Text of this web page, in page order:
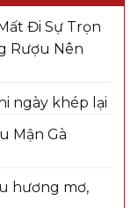
Đi Sự Trọn
Rượu Nên
ngày khép lại
Mận Gà
hương mơ,